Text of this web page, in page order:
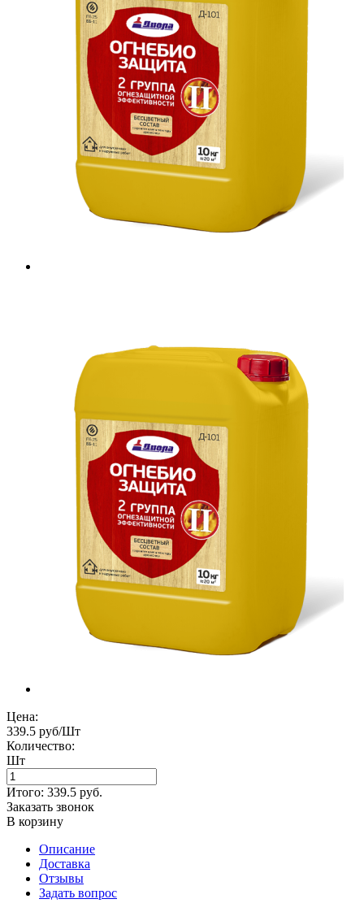
Цена:
339.5 руб/Шт
Количество:
Шт
Итого: 339.5 руб.
Заказать звонок
В корзину
Описание
Доставка
Отзывы
Задать вопрос